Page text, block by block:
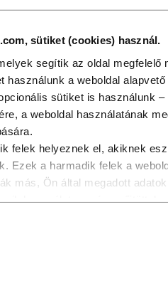
sütiket (cookies) használ.
segítik az oldal megfelelő
használunk a weboldal
sütiket is használunk
a weboldal használatának
felek helyeznek el, akiknek
Ezek a harmadik felek a
más, Ön által megadott
harmadik felek érintettek.